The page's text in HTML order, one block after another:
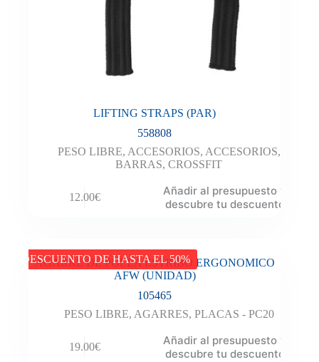
LIFTING STRAPS (PAR)
558808
PESO LIBRE, ACCESORIOS, ACCESORIOS,
BARRAS,CROSSFIT
12.00€
Añadir al presupuesto y
descubre tu descuento
DESCUENTO DE HASTA EL 50%
AGARRE DE POLEA ESTRIBO ERGONOMICO
AFW (UNIDAD)
105465
PESO LIBRE, AGARRES, PLACAS - PC20
19.00€
Añadir al presupuesto y
descubre tu descuento